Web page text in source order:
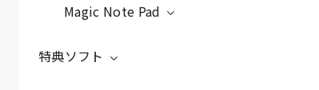
Magic Note Pad
特典ソフト